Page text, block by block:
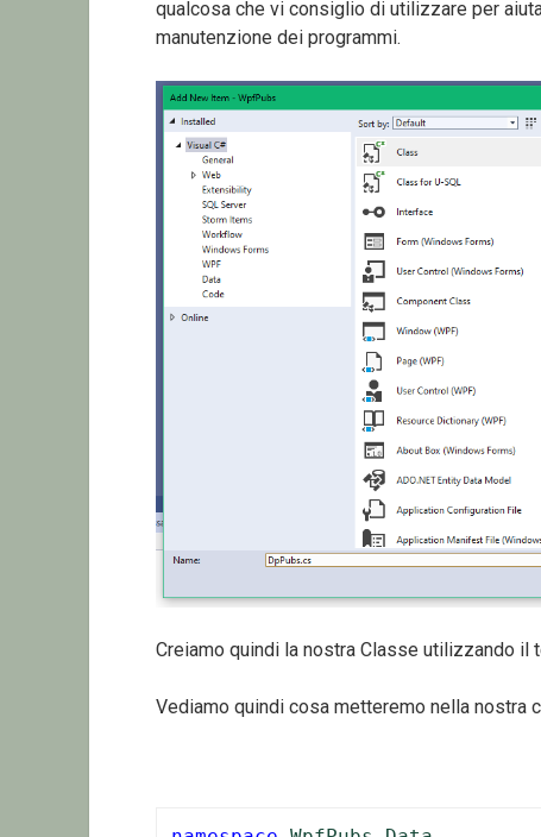
qualcosa che vi consiglio di utilizzare per
manutenzione dei programmi.
Creiamo quindi la nostra Classe utilizzando il
Vediamo quindi cosa metteremo nella nostra